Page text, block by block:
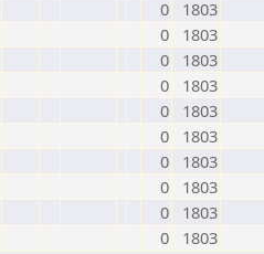
0
1803
0
1803
0
1803
0
1803
0
1803
0
1803
0
1803
0
1803
0
1803
0 1803